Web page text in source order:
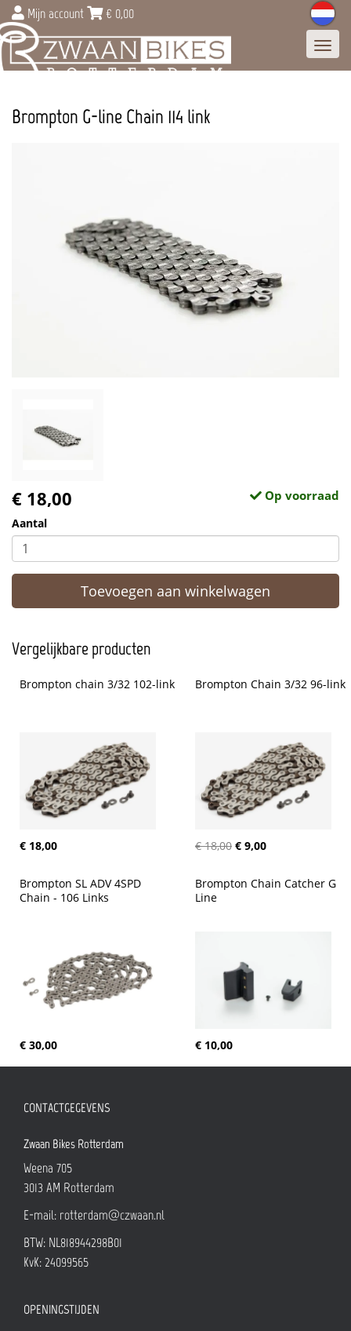
Mijn account € 0,00
Brompton G-line Chain 114 link
€ 18,00 Op voorraad
Aantal
Toevoegen aan winkelwagen
Vergelijkbare producten
Brompton chain 3/32 102-link
€ 18,00
Brompton Chain 3/32 96-link
€ 18,00 € 9,00
Brompton SL ADV 4SPD
Chain - 106 Links
€ 30,00
Brompton Chain Catcher G
Line
€ 10,00
CONTACTGEGEVENS
Zwaan Bikes Rotterdam
Weena 705
3013 AM Rotterdam
E-mail: rotterdam@czwaan.nl
BTW: NL818944298B01
KvK: 24099565
OPENINGSTIJDEN